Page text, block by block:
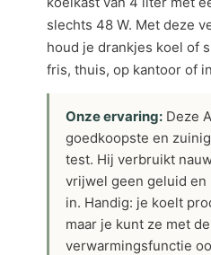
slechts 48 W. Met deze
houd je drankjes koel of
fris, thuis, op kantoor of
Onze ervaring: Deze
goedkoopste en
test. Hij verbruikt
vrijwel geen geluid en
in. Handig: je koelt
maar je kunt ze met de
verwarmingsfunctie